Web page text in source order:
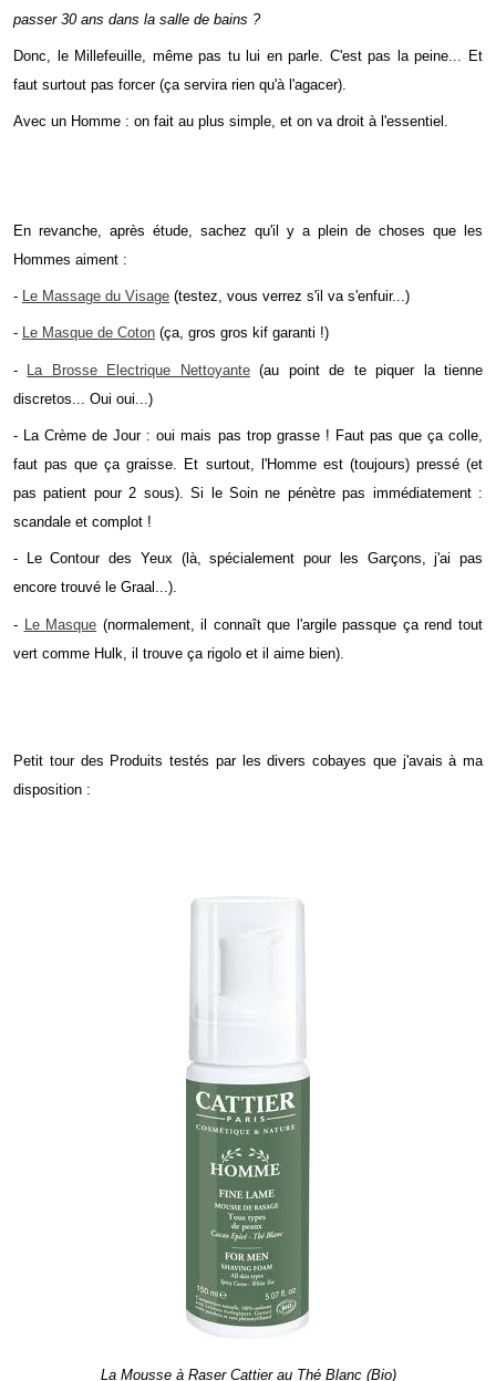
passer 30 ans dans la salle de bains ?
Donc, le Millefeuille, même pas tu lui en parle. C'est pas la peine... Et
faut surtout pas forcer (ça servira rien qu'à l'agacer).
Avec un Homme : on fait au plus simple, et on va droit à l'essentiel.
En revanche, après étude, sachez qu'il y a plein de choses que les
Hommes aiment :
- Le Massage du Visage (testez, vous verrez s'il va s'enfuir...)
- Le Masque de Coton (ça, gros gros kif garanti !)
- La Brosse Electrique Nettoyante(au point de te piquer la tienne
discretos... Oui oui...)
- La Crème de Jour : oui mais pas trop grasse ! Faut pas que ça colle,
faut pas que ça graisse. Et surtout, l'Homme est (toujours) pressé (et
pas patient pour 2 sous). Si le Soin ne pénètre pas immédiatement :
scandale et complot !
- Le Contour des Yeux (là, spécialement pour les Garçons, j'ai pas
encore trouvé le Graal...).
- Le Masque (normalement, il connaît que l'argile passque ça rend tout
vert comme Hulk, il trouve ça rigolo et il aime bien).
Petit tour des Produits testés par les divers cobayes que j'avais à ma
disposition :
La Mousse à Raser Cattier au Thé Blanc (Bio)